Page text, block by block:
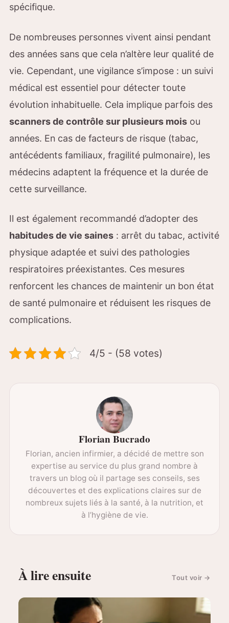
spécifique.
De nombreuses personnes vivent ainsi pendant
des années sans que cela n’altère leur qualité de
vie. Cependant, une vigilance s’impose : un suivi
médical est essentiel pour détecter toute
évolution inhabituelle. Cela implique parfois des
scanners de contrôle sur plusieurs mois ou
années. En cas de facteurs de risque (tabac,
antécédents familiaux, fragilité pulmonaire), les
médecins adaptent la fréquence et la durée de
cette surveillance.
Il est également recommandé d’adopter des
habitudes de vie saines : arrêt du tabac, activité
physique adaptée et suivi des pathologies
respiratoires préexistantes. Ces mesures
renforcent les chances de maintenir un bon état
de santé pulmonaire et réduisent les risques de
complications.
4/5 - (58 votes)
Florian Bucrado
Florian, ancien infirmier, a décidé de mettre son
expertise au service du plus grand nombre à
travers un blog où il partage ses conseils, ses
découvertes et des explications claires sur de
nombreux sujets liés à la santé, à la nutrition, et
à l’hygiène de vie.
À lire ensuite Tout voir →